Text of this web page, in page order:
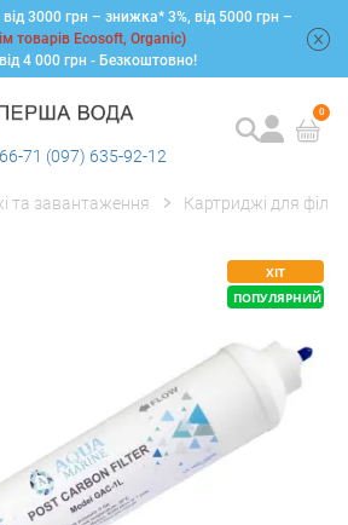
3000 грн – знижка* 3%, від 5000 грн –
товарів Ecosoft, Organic)
4 000 грн - Безкоштовно!
71 (097) 635-92-12
0
та завантаження Картриджі для
ХІТ
ПОПУЛЯРНИЙ